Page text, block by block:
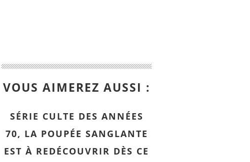
VOUS AIMEREZ AUSSI :
SÉRIE CULTE DES ANNÉES
70, LA POUPÉE SANGLANTE
EST À REDÉCOUVRIR DÈS CE